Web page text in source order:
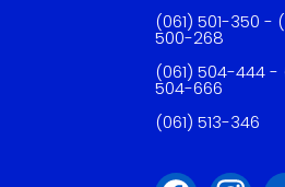
(061) 501-350 -
500-268
(061) 504-444 -
504-666
(061) 513-346